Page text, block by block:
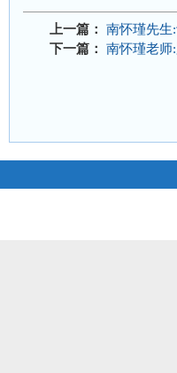
上一篇：
南怀瑾先生
下一篇：
南怀瑾老师